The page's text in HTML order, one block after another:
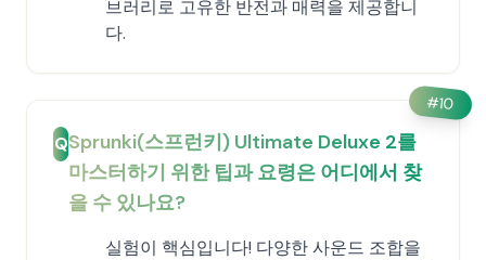
브러리로 고유한 반전과 매력을 제공합니
다.
#10
QSprunki(스프런키) Ultimate Deluxe 2를
마스터하기 위한 팁과 요령은 어디에서 찾
을 수 있나요?
실험이 핵심입니다! 다양한 사운드 조합을